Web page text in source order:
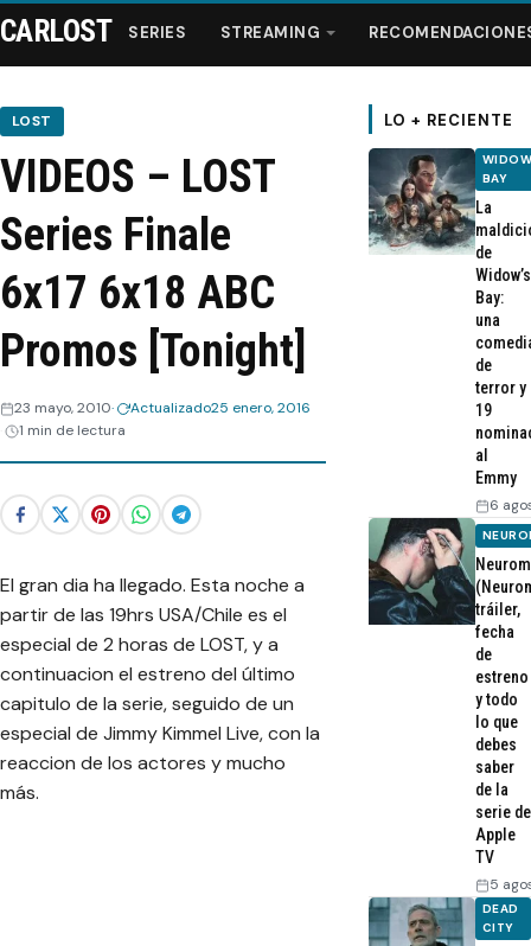
Series
Streaming
Recomendaciones
Webisodios
CARLOST SERIES STREAMING
LOST
VIDEOS – LOST
Series Finale
6x17 6x18 ABC
Promos [Tonight]
23 mayo, 2010 Actualizado25 enero, 2016
1 min de lectura
El gran dia ha llegado. Esta noche a
partir de las 19hrs USA/Chile es el
especial de 2 horas de LOST, y a
continuacion el estreno del último
capitulo de la serie, seguido de un
especial de Jimmy Kimmel Live, con la
reaccion de los actores y mucho
más.
LO + RECIENTE
BAY
La
de
Widow’s
Bay:
una
de
terror y
19
al
Emmy
6
tráiler,
fecha
de
estreno
y todo
lo que
debes
saber
de la
serie de
Apple
TV
5
DEAD
CITY